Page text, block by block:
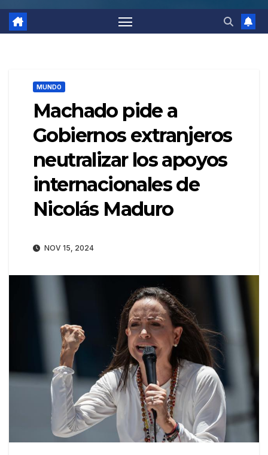
MUNDO
Machado pide a
Gobiernos extranjeros
neutralizar los apoyos
internacionales de
Nicolás Maduro
NOV 15, 2024